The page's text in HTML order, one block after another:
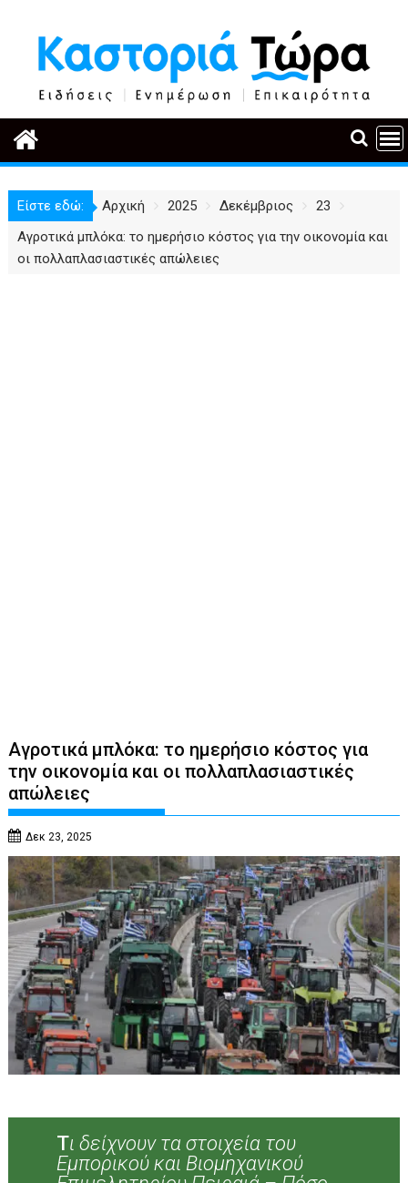
περιεχόμενο
Είστε εδώ: Αρχική 2025 Δεκέμβριος
23
Αγροτικά μπλόκα: το ημερήσιο κόστος για την οικονομία και
οι πολλαπλασιαστικές απώλειες
Αγροτικά μπλόκα: το ημερήσιο κόστος για
την οικονομία και οι πολλαπλασιαστικές
απώλειες
Δεκ 23, 2025
Τι δείχνουν τα στοιχεία του
Εμπορικού και Βιομηχανικού